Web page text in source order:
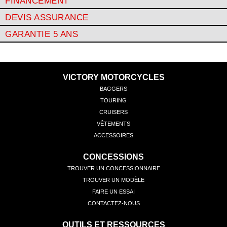
MAGNUM® X-1
VOIR TOUS LES MODÈLES
IGNITION CONCEPT
COMBUSTION CONCEPT
DEVIS ASSURANCE
GARANTIE 5 ANS
VICTORY MOTORCYCLES
BAGGERS
TOURING
CRUISERS
VÊTEMENTS
ACCESSOIRES
CONCESSIONS
TROUVER UN CONCESSIONNAIRE
TROUVER UN MODÈLE
FAIRE UN ESSAI
CONTACTEZ-NOUS
OUTILS ET RESSOURCES